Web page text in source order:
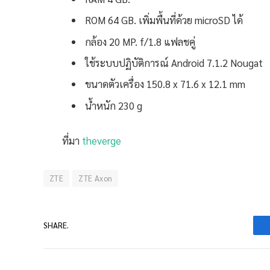
ROM 64 GB. เพิ่มพื้นที่ด้วย microSD ได้
กล้อง 20 MP. f/1.8 แฟลชคู่
ใช้ระบบปฏิบัติการณ์ Android 7.1.2 Nougat
ขนาดตัวเครื่อง 150.8 x 71.6 x 12.1 mm
น้ำหนัก 230 g
ที่มา theverge
ZTE ZTE Axon
SHARE.